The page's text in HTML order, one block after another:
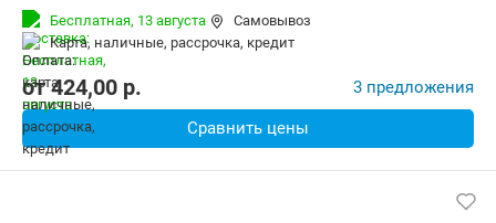
Индекс нагрузки:
Индекс скорости:
T (до 190 км/ч)
Бесплатная, 13 августа
Самовывоз
карта, наличные, рассрочка, кредит
от424,00 p. 3 предложения
Сравнить цены